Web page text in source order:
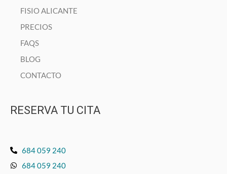
FISIO ALICANTE
PRECIOS
FAQS
BLOG
CONTACTO
RESERVA TU CITA
684 059 240
684 059 240